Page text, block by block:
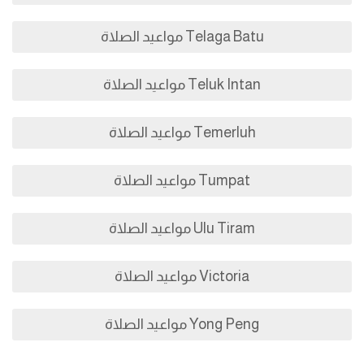
Telaga Batu مواعيد الصلاة
Teluk Intan مواعيد الصلاة
Temerluh مواعيد الصلاة
Tumpat مواعيد الصلاة
Ulu Tiram مواعيد الصلاة
Victoria مواعيد الصلاة
Yong Peng مواعيد الصلاة